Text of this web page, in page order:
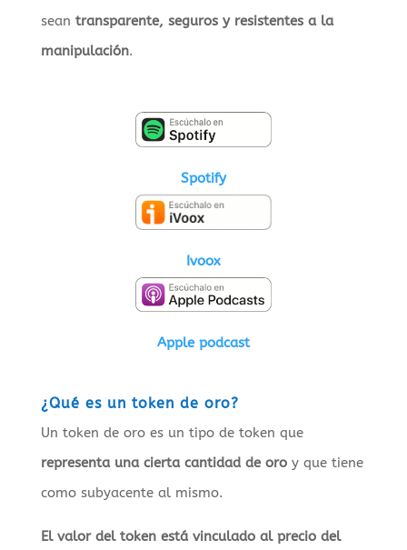
sean transparente, seguros y resistentes a la
manipulación.
Spotify
Ivoox
Apple podcast
¿Qué es un token de oro?
Un token de oro es un tipo de token que
representa una cierta cantidad de oroy que tiene
como subyacente al mismo.
El valor del token está vinculado al precio del